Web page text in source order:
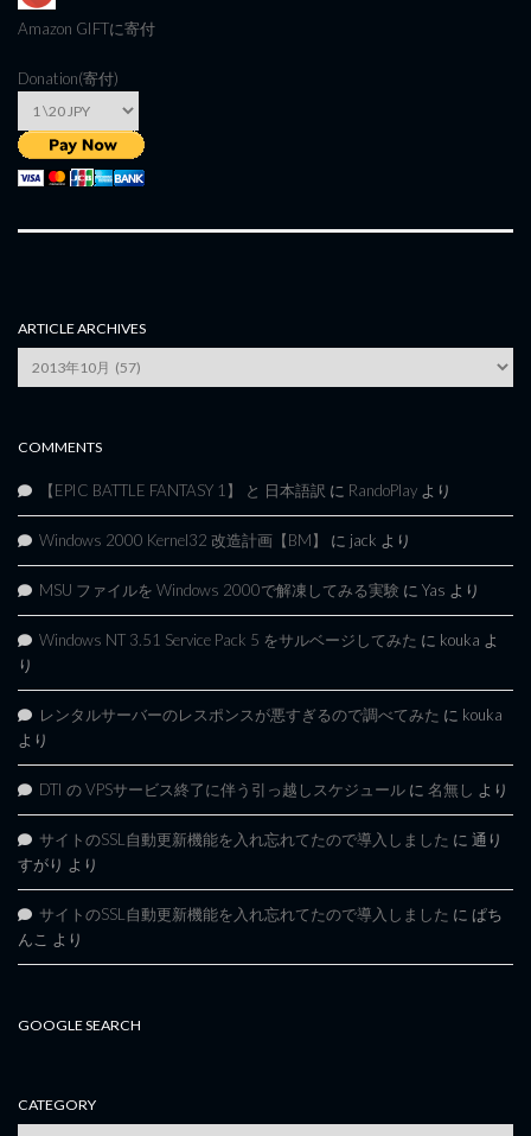
Amazon GIFTに寄付
Donation(寄付)
ARTICLE ARCHIVES
Archives
COMMENTS
【EPIC BATTLE FANTASY 1】 と 日本語訳 に RandoPlay より
Windows 2000 Kernel32 改造計画【BM】 に jack より
MSU ファイルを Windows 2000で解凍してみる実験 に Yas より
Windows NT 3.51 Service Pack 5 をサルベージしてみた に kouka よ
り
レンタルサーバーのレスポンスが悪すぎるので調べてみた に kouka
より
DTI の VPSサービス終了に伴う引っ越しスケジュール に 名無し より
サイトのSSL自動更新機能を入れ忘れてたので導入しました に 通り
すがり より
サイトのSSL自動更新機能を入れ忘れてたので導入しました に ぱち
んこ より
GOOGLE SEARCH
CATEGORY